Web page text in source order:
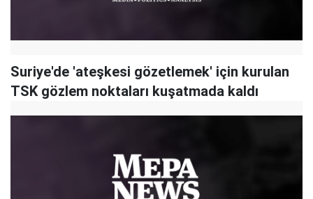
Suriye'de 'ateşkesi gözetlemek' için kurulan
TSK gözlem noktaları kuşatmada kaldı